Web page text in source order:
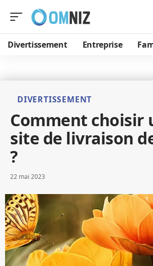
Divertissement Entreprise
DIVERTISSEMENT
Comment choisir
site de livraison
?
22 mai 2023